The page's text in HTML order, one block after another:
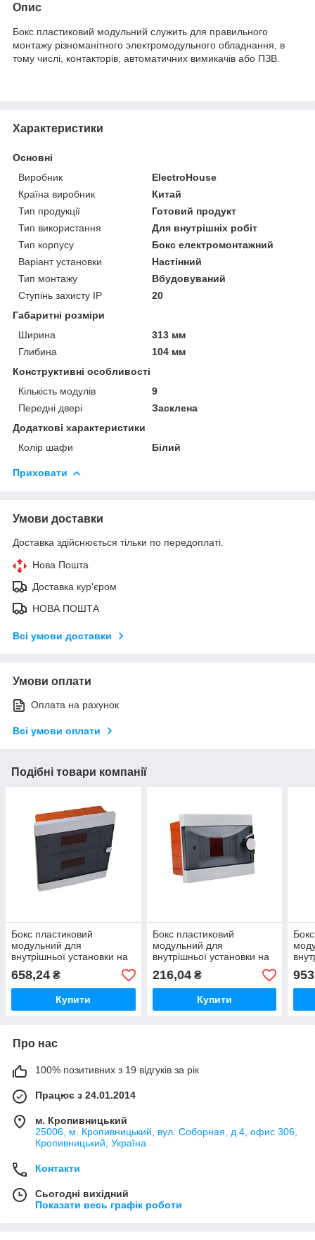
Опис
Бокс пластиковий модульний служить для правильного
монтажу різноманітного электромодульного обладнання, в
тому числі, контакторів, автоматичних вимикачів або ПЗВ.
Характеристики
Основні
Виробник
ElectroHouse
Країна виробник
Китай
Тип продукції
Готовий продукт
Тип використання
Для внутрішніх робіт
Тип корпусу
Бокс електромонтажний
Варіант установки
Настінний
Тип монтажу
Вбудовуваний
Ступінь захисту IP
20
Габаритні розміри
Ширина
313 мм
Глибина
104 мм
Конструктивні особливості
Кількість модулів
9
Передні двері
Засклена
Додаткові характеристики
Колір шафи
Білий
Приховати
Умови доставки
Доставка здійснюється тільки по передоплаті.
Нова Пошта
Доставка кур'єром
НОВА ПОШТА
Всі умови доставки
Умови оплати
Оплата на рахунок
Всі умови оплати
Подібні товари компанії
Бокс пластиковий
модульний для
внутрішньої установки на
24 модулів IP20
658,24 ₴
Купити
Бокс пластиковий
модульний для
внутрішньої установки на
2-6 модулів IP20
216,04₴
Купити
36
Про нас
100% позитивних з 19 відгуків за рік
Працює з 24.01.2014
м. Кропивницький
25006, м. Кропивницький, вул. Соборная, д.4, офис 306,
Кропивницький, Україна
Контакти
Сьогодні вихідний
Показати весь графік роботи